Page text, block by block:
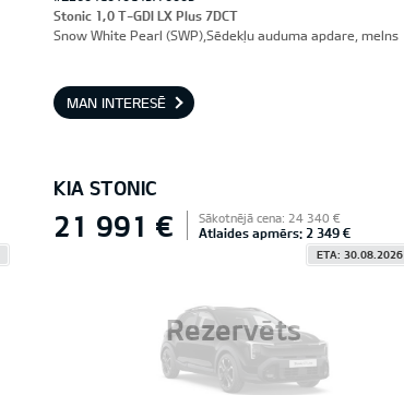
Stonic 1,0 T-GDI LX Plus 7DCT
Snow White Pearl (SWP),Sēdekļu auduma apdare, melns
MAN INTERESĒ
KIA STONIC
Rezervēts
21 991 € Sākotnējā cena: 24 340 €
Atlaides apmērs: 2 349 €
ETA: 30.08.2026